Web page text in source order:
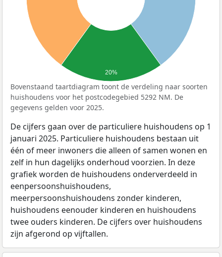
20%
Bovenstaand taartdiagram toont de verdeling naar soorten
huishoudens voor het postcodegebied 5292 NM. De
gegevens gelden voor 2025.
De cijfers gaan over de particuliere huishoudens op 1
januari 2025. Particuliere huishoudens bestaan uit
één of meer inwoners die alleen of samen wonen en
zelf in hun dagelijks onderhoud voorzien. In deze
grafiek worden de huishoudens onderverdeeld in
eenpersoonshuishoudens,
meerpersoonshuishoudens zonder kinderen,
huishoudens eenouder kinderen en huishoudens
twee ouders kinderen. De cijfers over huishoudens
zijn afgerond op vijftallen.